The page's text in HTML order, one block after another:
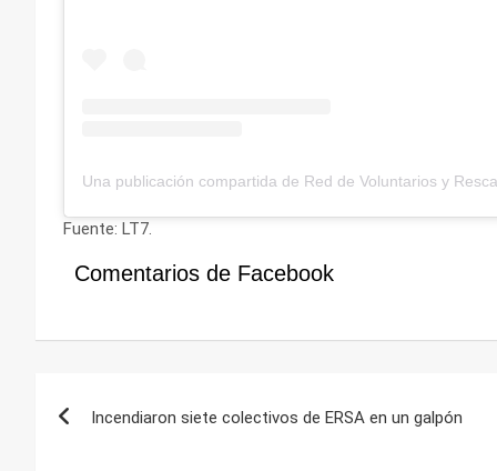
Fuente: LT7.
Comentarios de Facebook
Incendiaron siete colectivos de ERSA en un galpón